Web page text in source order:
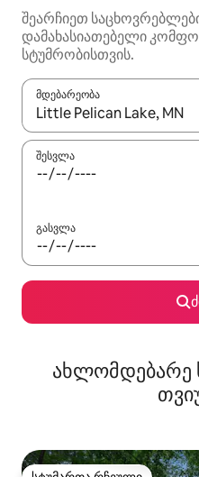
შეარჩიეთ
დამახასიათებელი
სტუმრობისთვის.
მდებარეობა
როცა შედეგები
შესვლა
გასვლა
ახლომდებარე